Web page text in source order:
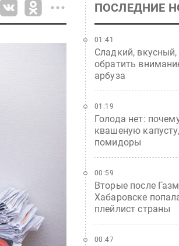
ПОСЛЕДНИЕ
Сладкий,
обратить
арбуза
01:41
Голода нет:
квашеную
помидоры
01:19
Вторые после
Хабаровске
плейлист страны
00:59
00:47